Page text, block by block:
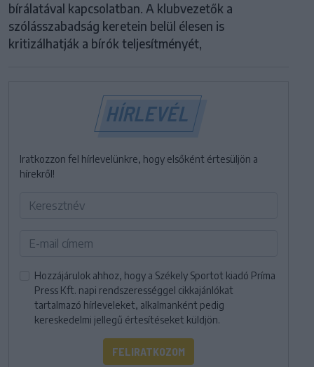
bírálatával kapcsolatban. A klubvezetők a
szólásszabadság keretein belül élesen is
kritizálhatják a bírók teljesítményét,
HÍRLEVÉL
Iratkozzon fel hírlevelünkre, hogy elsőként értesüljön a
hírekről!
Hozzájárulok ahhoz, hogy a Székely Sportot kiadó Príma
Press Kft. napi rendszerességgel cikkajánlókat
tartalmazó hírleveleket, alkalmanként pedig
kereskedelmi jellegű értesítéseket küldjön.
FELIRATKOZOM